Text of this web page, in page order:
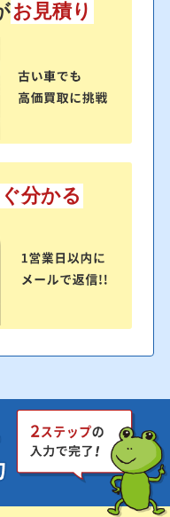
お見積り
分かる